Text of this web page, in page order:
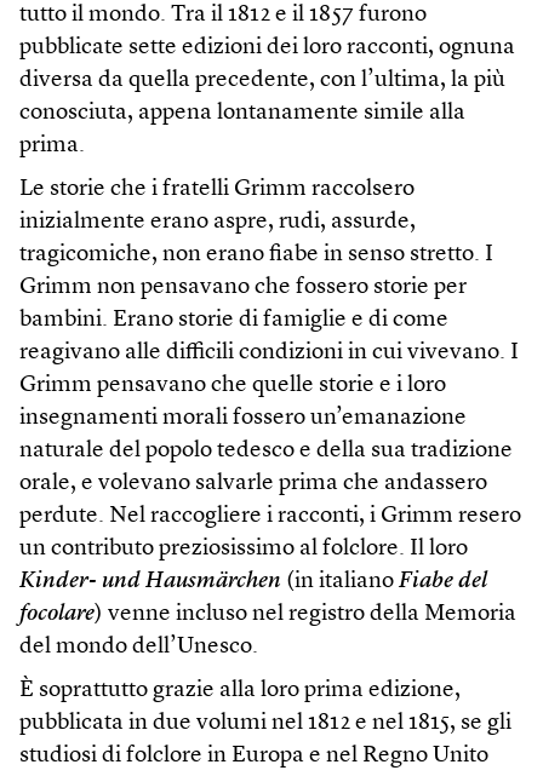
tutto il mondo. Tra il 1812 e il 1857 furono
pubblicate sette edizioni dei loro racconti, ognuna
diversa da quella precedente, con l’ultima, la più
conosciuta, appena lontanamente simile alla
prima.
Le storie che i fratelli Grimm raccolsero
inizialmente erano aspre, rudi, assurde,
tragicomiche, non erano fiabe in senso stretto. I
Grimm non pensavano che fossero storie per
bambini. Erano storie di famiglie e di come
reagivano alle difficili condizioni in cui vivevano. I
Grimm pensavano che quelle storie e i loro
insegnamenti morali fossero un’emanazione
naturale del popolo tedesco e della sua tradizione
orale, e volevano salvarle prima che andassero
perdute. Nel raccogliere i racconti, i Grimm resero
un contributo preziosissimo al folclore. Il loro
Kinder- und Hausmärchen (in italiano Fiabe del
focolare) venne incluso nel registro della Memoria
del mondo dell’Unesco.
È soprattutto grazie alla loro prima edizione,
pubblicata in due volumi nel 1812 e nel 1815, se gli
studiosi di folclore in Europa e nel Regno Unito